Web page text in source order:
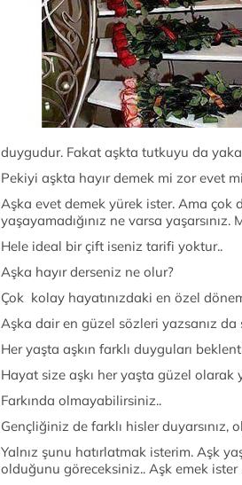
duygudur. Fakat aşkta tutkuyu da
Pekiyi aşkta hayır demek mi zor evet
Aşka evet demek yürek ister. Ama
yaşayamadığınız ne varsa
Hele ideal bir çift iseniz tarifi yoktur..
Aşka hayır derseniz ne olur?
Çok kolay hayatınızdaki en özel
Aşka dair en güzel sözleri yazsanız
Her yaşta aşkın farklı duyguları
Hayat size aşkı her yaşta güzel olarak
Farkında olmayabilirsiniz..
Gençliğiniz de farklı hisler duyarsınız,
Yalnız şunu hatırlatmak isterim. Aşk
olduğunu göreceksiniz.. Aşk emek ister